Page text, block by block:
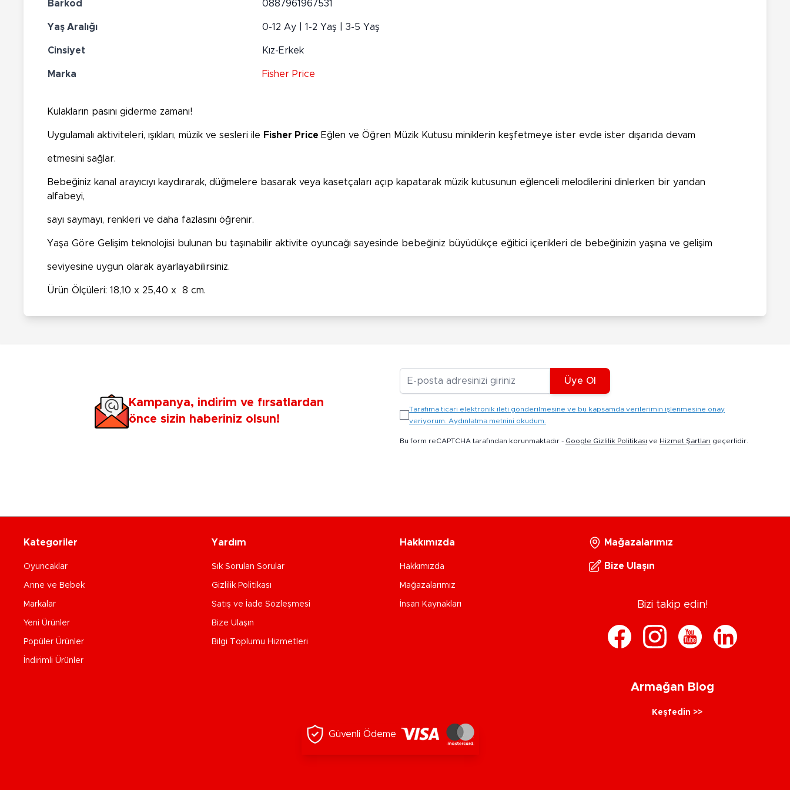
Barkod 0887961967531
Yaş Aralığı 0-12 Ay | 1-2 Yaş | 3-5 Yaş
Cinsiyet Kız-Erkek
Marka Fisher Price
Kulakların pasını giderme zamanı!
Uygulamalı aktiviteleri, ışıkları, müzik ve sesleri ile Fisher Price Eğlen ve Öğren Müzik Kutusu miniklerin keşfetmeye ister evde ister dışarıda devam
etmesini sağlar.
Bebeğiniz kanal arayıcıyı kaydırarak, düğmelere basarak veya kasetçaları açıp kapatarak müzik kutusunun eğlenceli melodilerini dinlerken bir yandan
alfabeyi,
sayı saymayı, renkleri ve daha fazlasını öğrenir.
Yaşa Göre Gelişim teknolojisi bulunan bu taşınabilir aktivite oyuncağı sayesinde bebeğiniz büyüdükçe eğitici içerikleri de bebeğinizin yaşına ve gelişim
seviyesine uygun olarak ayarlayabilirsiniz.
Ürün Ölçüleri: 18,10 x 25,40 x 8 cm.
Kampanya, indirim ve fırsatlardan
önce sizin haberiniz olsun!
Üye Ol
Tarafıma ticari elektronik ileti gönderilmesine ve bu kapsamda verilerimin işlenmesine onay
veriyorum. Aydınlatma metnini okudum.
Bu form reCAPTCHA tarafından korunmaktadır - Google Gizlilik Politikası ve Hizmet Şartları geçerlidir.
Kategoriler
Oyuncaklar
Anne ve Bebek
Markalar
Yeni Ürünler
Popüler Ürünler
İndirimli Ürünler
Yardım
Sık Sorulan Sorular
Gizlilik Politikası
Satış ve İade Sözleşmesi
Bize Ulaşın
Bilgi Toplumu Hizmetleri
Hakkımızda
Hakkımızda
Mağazalarımız
İnsan Kaynakları
Mağazalarımız
Bize Ulaşın
Bizi takip edin!
Armağan Blog
Keşfedin >>
Güvenli Ödeme